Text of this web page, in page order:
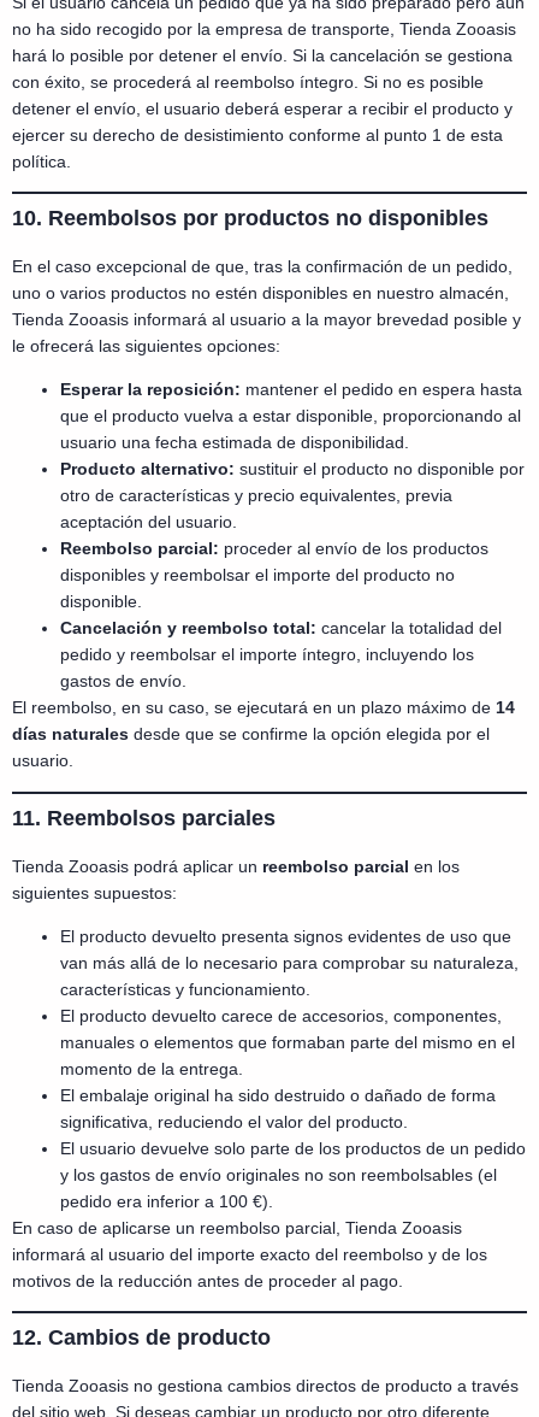
no ha sido recogido por la empresa de transporte, Tienda Zooasis
hará lo posible por detener el envío. Si la cancelación se gestiona
con éxito, se procederá al reembolso íntegro. Si no es posible
detener el envío, el usuario deberá esperar a recibir el producto y
ejercer su derecho de desistimiento conforme al punto 1 de esta
política.
10. Reembolsos por productos no disponibles
En el caso excepcional de que, tras la confirmación de un pedido,
uno o varios productos no estén disponibles en nuestro almacén,
Tienda Zooasis informará al usuario a la mayor brevedad posible y
le ofrecerá las siguientes opciones:
Esperar la reposición: mantener el pedido en espera hasta
que el producto vuelva a estar disponible, proporcionando al
usuario una fecha estimada de disponibilidad.
Producto alternativo: sustituir el producto no disponible por
otro de características y precio equivalentes, previa
aceptación del usuario.
Reembolso parcial: proceder al envío de los productos
disponibles y reembolsar el importe del producto no
disponible.
Cancelación y reembolso total: cancelar la totalidad del
pedido y reembolsar el importe íntegro, incluyendo los
gastos de envío.
El reembolso, en su caso, se ejecutará en un plazo máximo de 14
días naturales desde que se confirme la opción elegida por el
usuario.
11. Reembolsos parciales
Tienda Zooasis podrá aplicar un reembolso parcial en los
siguientes supuestos:
El producto devuelto presenta signos evidentes de uso que
van más allá de lo necesario para comprobar su naturaleza,
características y funcionamiento.
El producto devuelto carece de accesorios, componentes,
manuales o elementos que formaban parte del mismo en el
momento de la entrega.
El embalaje original ha sido destruido o dañado de forma
significativa, reduciendo el valor del producto.
El usuario devuelve solo parte de los productos de un pedido
y los gastos de envío originales no son reembolsables (el
pedido era inferior a 100 €).
En caso de aplicarse un reembolso parcial, Tienda Zooasis
informará al usuario del importe exacto del reembolso y de los
motivos de la reducción antes de proceder al pago.
12. Cambios de producto
Tienda Zooasis no gestiona cambios directos de producto a través
del sitio web. Si deseas cambiar un producto por otro diferente